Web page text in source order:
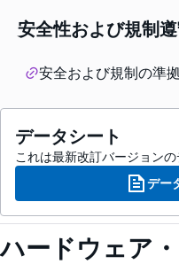
安全性および規制
安全および規制の準
データシート
これは最新改訂バージョンの
デー
ハードウェア